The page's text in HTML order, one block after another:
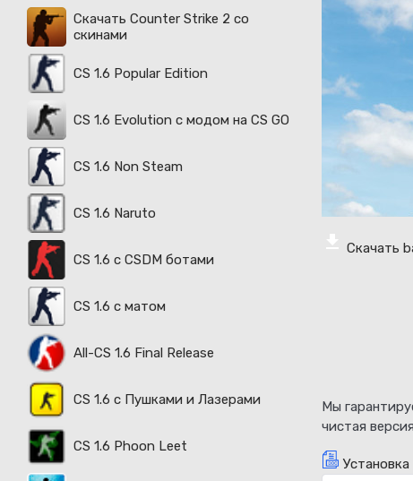
Скачать Counter Strike 2 со
скинами
CS 1.6 Popular Edition
CS 1.6 Evolution с модом на CS GO
CS 1.6 Non Steam
CS 1.6 Naruto
CS 1.6 с CSDM ботами
CS 1.6 с матом
All-CS 1.6 Final Release
CS 1.6 с Пушками и Лазерами
CS 1.6 Phoon Leet
Скачать
Мы
чистая